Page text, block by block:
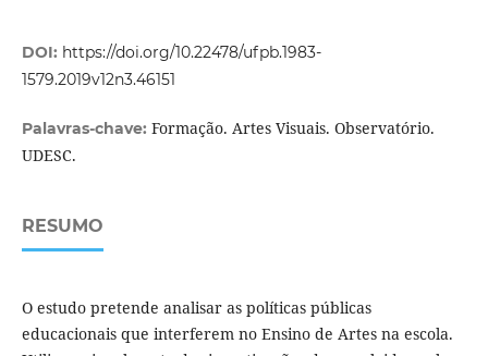
DOI: https://doi.org/10.22478/ufpb.1983-
1579.2019v12n3.46151
Palavras-chave: Formação. Artes Visuais. Observatório.
UDESC.
RESUMO
O estudo pretende analisar as políticas públicas
educacionais que interferem no Ensino de Artes na escola.